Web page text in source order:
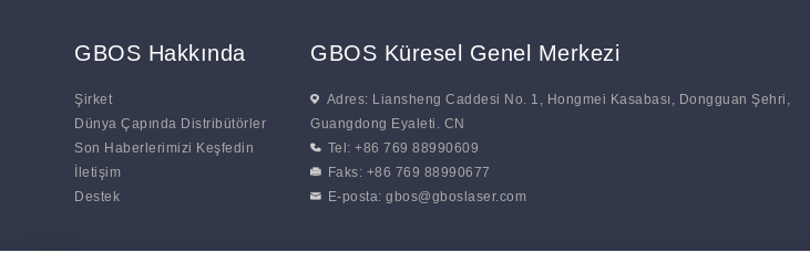
GBOS Hakkında
Şirket
Dünya Çapında Distribütörler
Son Haberlerimizi Keşfedin
İletişim
Destek
GBOS Küresel Genel Merkezi
Adres: Liansheng Caddesi No. 1, Hongmei Kasabası, Dongguan Şehri,
Guangdong Eyaleti. CN
Tel: +86 769 88990609
Faks: +86 769 88990677
E-posta:gbos@gboslaser.com